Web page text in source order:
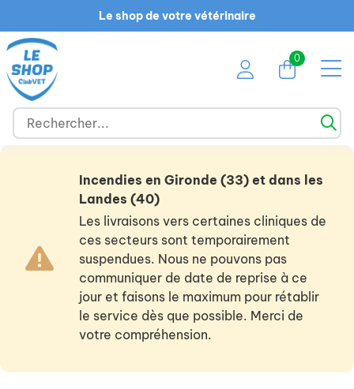
Le shop de votre vétérinaire
0
Incendies en Gironde (33) et dans les
Landes (40)
Les livraisons vers certaines cliniques de
ces secteurs sont temporairement
suspendues. Nous ne pouvons pas
communiquer de date de reprise à ce
jour et faisons le maximum pour rétablir
le service dès que possible. Merci de
votre compréhension.